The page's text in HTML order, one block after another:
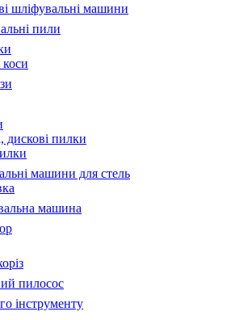
шліфувальні машини
пили
дискові пилки
машини для стель
машина
пилосос
інструменту